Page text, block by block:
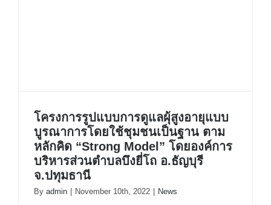
โครงการรูปแบบการดูแลผุ้สูงอายุแบบ
บูรณาการโดยใช้ชุมชนเป็นฐาน ตาม
หลักคิด “Strong Model” โดยองค์การ
บริหารส่วนตำบลบึงยี่โถ อ.ธัญบุรี
จ.ปทุมธานี
By admin November 10th, 2022 News